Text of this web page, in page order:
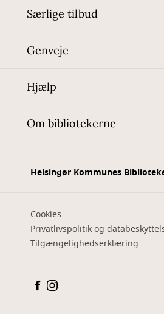
Særlige tilbud
Genveje
Hjælp
Om bibliotekerne
Helsingør Kommunes
Cookies
Privatlivspolitik og
Tilgængelighedserklæring